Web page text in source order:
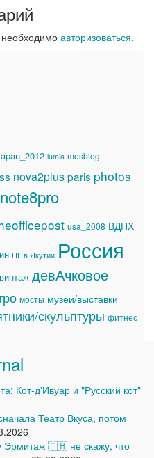
авторизоваться.
lumia mosblog
nova2plusparis photos
usa_2008 ВДНХ
НГ в Якутии Россия
винтаж девАчковое
мосты музеи/выставки
скульптуры фитнес
Кот-д'Ивуар и "Русский кот"
Театр Вкуса, потом
Эрмитаж 🇹🇭 не скажу, что